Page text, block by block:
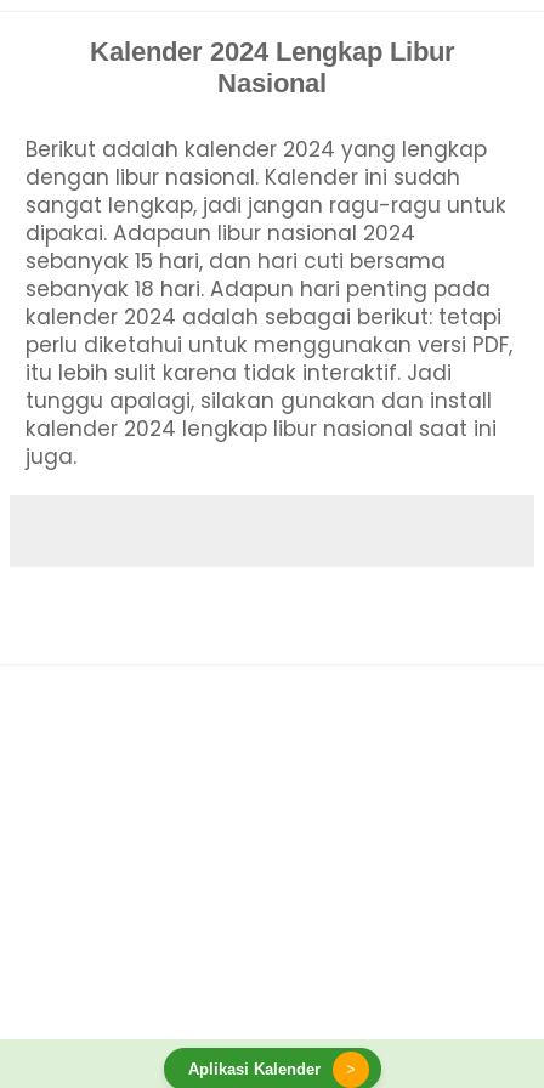
Kalender 2024 Lengkap Libur
Nasional
Berikut adalah kalender 2024 yang lengkap
dengan libur nasional. Kalender ini sudah
sangat lengkap, jadi jangan ragu-ragu untuk
dipakai. Adapaun libur nasional 2024
sebanyak 15 hari, dan hari cuti bersama
sebanyak 18 hari. Adapun hari penting pada
kalender 2024 adalah sebagai berikut: tetapi
perlu diketahui untuk menggunakan versi PDF,
itu lebih sulit karena tidak interaktif. Jadi
tunggu apalagi, silakan gunakan dan install
kalender 2024 lengkap libur nasional saat ini
juga.
>
Aplikasi Kalender